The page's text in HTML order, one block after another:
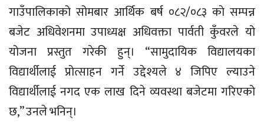
गाउँपालिकाको सोमबार आर्थिक बर्ष ०८२/०८३ काे सम्पन्न
बजेट अधिवेशनमा उपाध्यक्ष अधिवक्ता पार्वती कुँवरले यो
योजना प्रस्तुत गरेकी हुन्। “सामुदायिक विद्यालयका
विद्यार्थीलाई प्रोत्साहन गर्ने उद्देश्यले ४ जिपिए ल्याउने
विद्यार्थीलाई नगद एक लाख दिने व्यवस्था बजेटमा गरिएको
छ,” उनले भनिन्।